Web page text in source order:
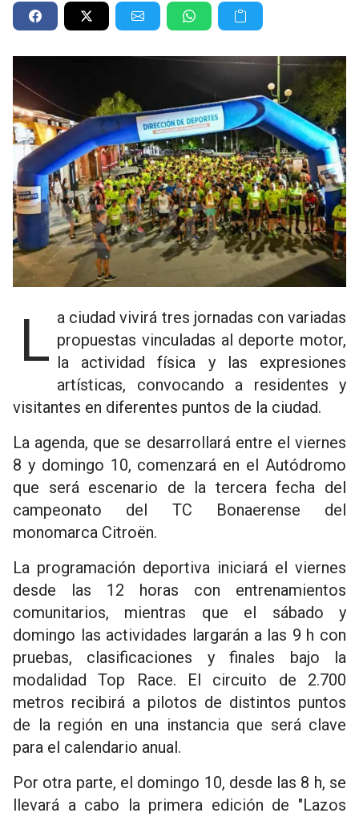
La ciudad vivirá tres jornadas con variadas propuestas vinculadas al deporte motor,
la actividad física y las expresiones
artísticas, convocando a residentes y
visitantes en diferentes puntos de la ciudad.
La agenda, que se desarrollará entre el viernes
8 y domingo 10, comenzará en el Autódromo
que será escenario de la tercera fecha del
campeonato del TC Bonaerense del
monomarca Citroën.
La programación deportiva iniciará el viernes
desde las 12 horas con entrenamientos
comunitarios, mientras que el sábado y
domingo las actividades largarán a las 9 h con
pruebas, clasificaciones y finales bajo la
modalidad Top Race. El circuito de 2.700
metros recibirá a pilotos de distintos puntos
de la región en una instancia que será clave
para el calendario anual.
Por otra parte, el domingo 10, desde las 8 h, se
llevará a cabo la primera edición de "Lazos